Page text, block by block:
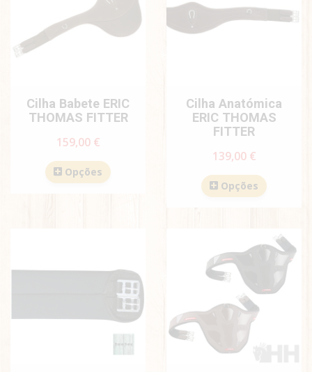
Cilha Babete ERIC
THOMAS FITTER
159,00 €
Opções
Cilha Anatómica
ERIC THOMAS
FITTER
139,00 €
Opções